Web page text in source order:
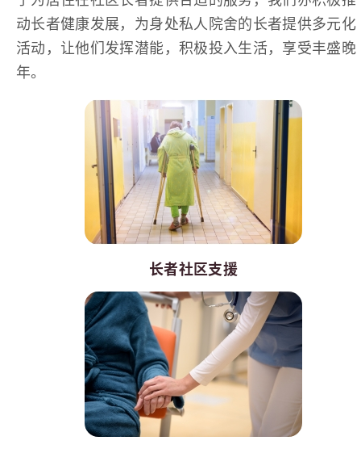
动长者健康发展，为身处私人院舍的长者提供多元化
活动，让他们发挥潜能，积极投入生活，享受丰盛晚
年。
长者社区支援